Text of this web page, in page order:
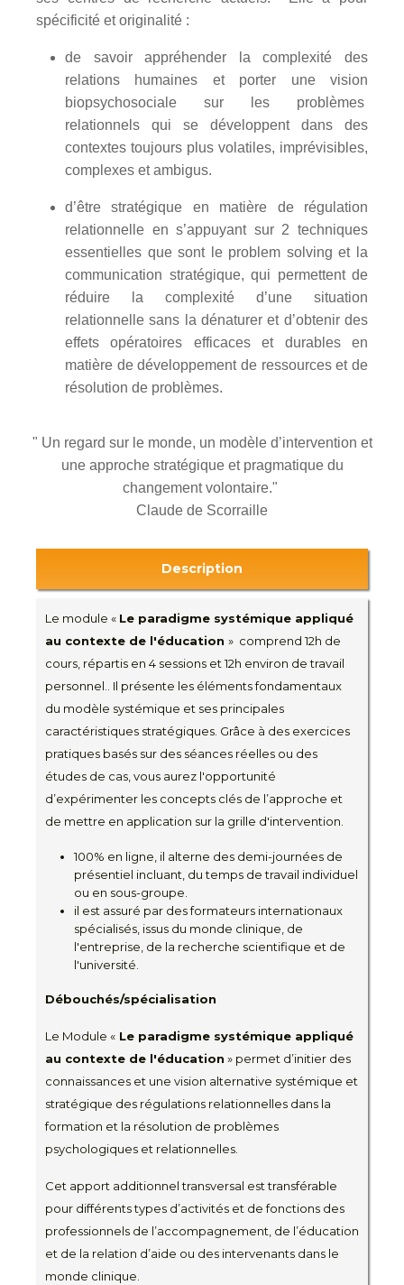
spécificité et originalité :
de savoir appréhender la complexité des
relations humaines et porter une vision
biopsychosociale sur les problèmes
relationnels qui se développent dans des
contextes toujours plus volatiles, imprévisibles,
complexes et ambigus.
d’être stratégique en matière de régulation
relationnelle en s’appuyant sur 2 techniques
essentielles que sont le problem solving et la
communication stratégique, qui permettent de
réduire la complexité d’une situation
relationnelle sans la dénaturer et d’obtenir des
effets opératoires efficaces et durables en
matière de développement de ressources et de
résolution de problèmes.
" Un regard sur le monde, un modèle d’intervention et
une approche stratégique et pragmatique du
changement volontaire."
Claude de Scorraille
Description
Le module « Le paradigme systémique appliqué
au contexte de l'éducation » comprend 12h de
cours, répartis en 4 sessions et 12h environ de travail
personnel.. Il présente les éléments fondamentaux
du modèle systémique et ses principales
caractéristiques stratégiques. Grâce à des exercices
pratiques basés sur des séances réelles ou des
études de cas, vous aurez l'opportunité
d’expérimenter les concepts clés de l’approche et
de mettre en application sur la grille d'intervention.
100% en ligne, il alterne des demi-journées de
présentiel incluant, du temps de travail individuel
ou en sous-groupe.
il est assuré par des formateurs internationaux
spécialisés, issus du monde clinique, de
l'entreprise, de la recherche scientifique et de
l'université.
Débouchés/spécialisation
Le Module « Le paradigme systémique appliqué
au contexte de l'éducation » permet d’initier des
connaissances et une vision alternative systémique et
stratégique des régulations relationnelles dans la
formation et la résolution de problèmes
psychologiques et relationnelles.
Cet apport additionnel transversal est transférable
pour différents types d’activités et de fonctions des
professionnels de l’accompagnement, de l’éducation
et de la relation d’aide ou des intervenants dans le
monde clinique.